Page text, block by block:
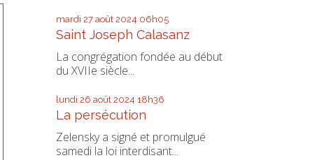
mardi 27 août 2024 06h05
Saint Joseph Calasanz
La congrégation fondée au début
du XVIIe siècle...
lundi 26 août 2024 18h36
La persécution
Zelensky a signé et promulgué
samedi la loi interdisant...